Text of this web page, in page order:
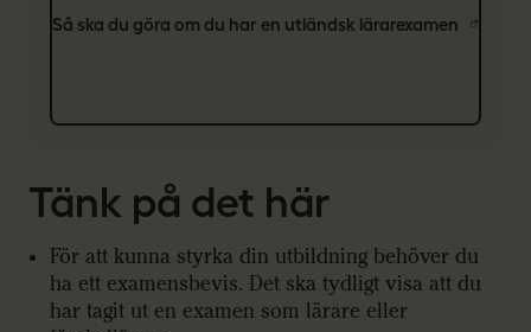
Så ska du göra om du har en utländsk lärarexamen
Tänk på det här
För att kunna styrka din utbildning behöver du
ha ett examensbevis. Det ska tydligt visa att du
har tagit ut en examen som lärare eller